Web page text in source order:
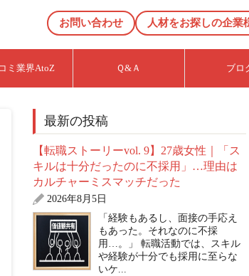
お問い合わせ 人材をお探しの企業
ミ業界AtoZ Ｑ&Ａ ブロ
最新の投稿
【転職ストーリーvol. 9】27歳女性｜「ス
キルは十分だったのに不採用」…理由は
カルチャーミスマッチだった
2026年8月5日
「経験もあるし、面接の手応え
もあった。それなのに不採
用…。」 転職活動では、スキル
や経験が十分でも採用に至らな
いケ...